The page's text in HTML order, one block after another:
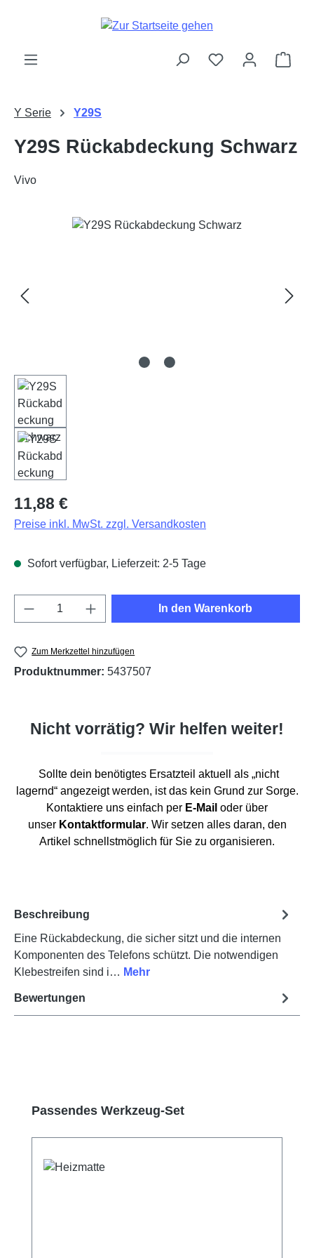
Zum Hauptinhalt springen
Y Serie Y29S
Y29S Rückabdeckung Schwarz
Vivo
Bildergalerie überspringen
Regulärer Preis:
11,88 €
Preise inkl. MwSt. zzgl. Versandkosten
Sofort verfügbar, Lieferzeit: 2-5 Tage
Produkt Anzahl: Gib den gewünschten
In den Warenkorb
Zum Merkzettel hinzufügen
Produktnummer: 5437507
Nicht vorrätig? Wir helfen weiter!
Sollte dein benötigtes Ersatzteil aktuell als „nicht
lagernd“ angezeigt werden, ist das kein Grund zur Sorge.
Kontaktiere uns einfach per E-Mail oder über
unser Kontaktformular. Wir setzen alles daran, den
Artikel schnellstmöglich für Sie zu organisieren.
Beschreibung
Eine Rückabdeckung, die sicher sitzt und die internen
Komponenten des Telefons schützt. Die notwendigen
Klebestreifen sind i… Mehr
Bewertungen
Produktgalerie überspringen
Passendes Werkzeug-Set